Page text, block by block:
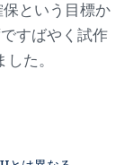
という目標か
すばやく試作
た。